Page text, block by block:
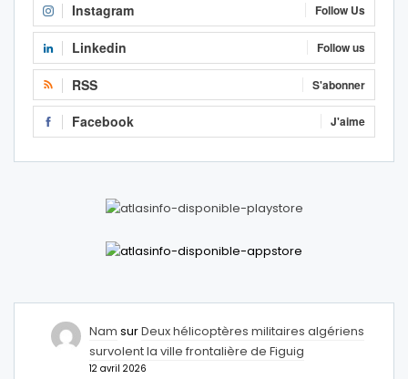
Instagram Follow Us
Linkedin Follow us
RSS S'abonner
Facebook J'aime
Nam surDeux hélicoptères militaires algériens
survolent la ville frontalière de Figuig
12 avril 2026